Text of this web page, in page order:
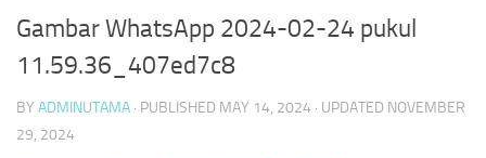
Gambar WhatsApp 2024-02-24 pukul
11.59.36_407ed7c8
BY ADMINUTAMA · PUBLISHED MAY 14, 2024 · UPDATED NOVEMBER
29, 2024